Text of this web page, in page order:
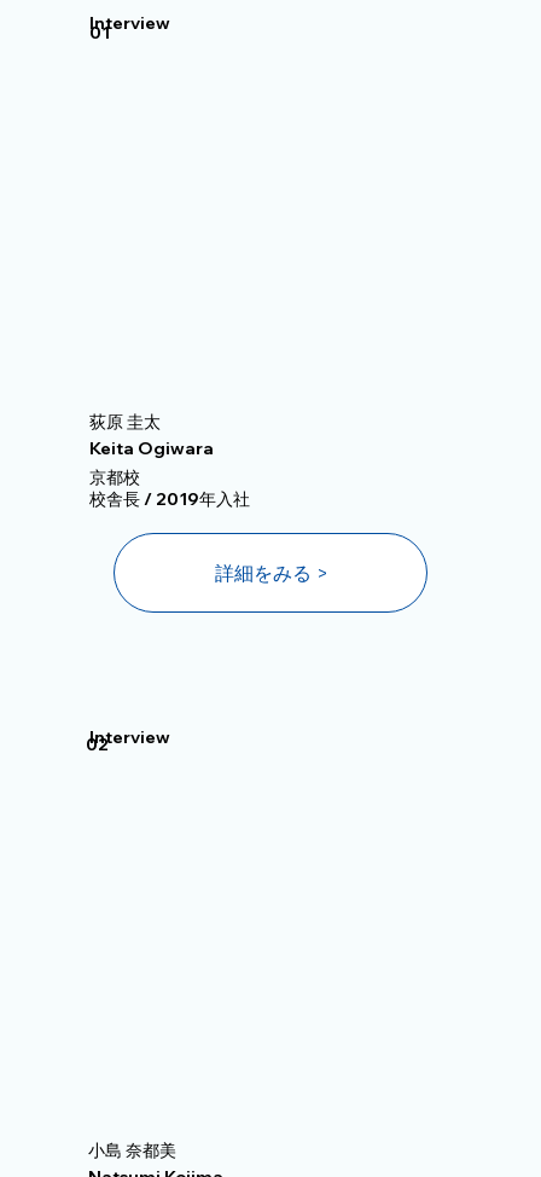
荻原 圭太
Keita Ogiwara
京都校
校舎長 / 2019年入社
詳細をみる >
Interview
01
小島 奈都美
Interview
02